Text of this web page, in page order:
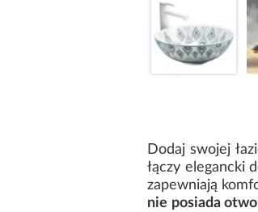
Dodaj swojej
łączy elegancki
zapewniają
nie posiada